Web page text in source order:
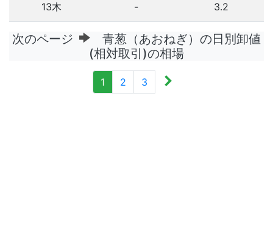
13木 - 3.2
次のページ
青葱（あおねぎ）の日別卸値
(相対取引)の相場
1 2 3